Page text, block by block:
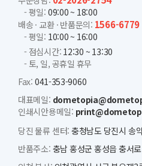
- 평일: 09:00 ~ 18:00
배송 · 교환 · 반품문의: 1566-6779
- 평일: 10:00 ~ 16:00
- 점심시간: 12:30 ~ 13:30
- 토, 일, 공휴일 휴무
Fax: 041-353-9060
대표메일:
인쇄시안용메일:
당진 물류 센터: 충청남도 당진시 송
반품주소: 충남 홍성군 홍성읍 충서